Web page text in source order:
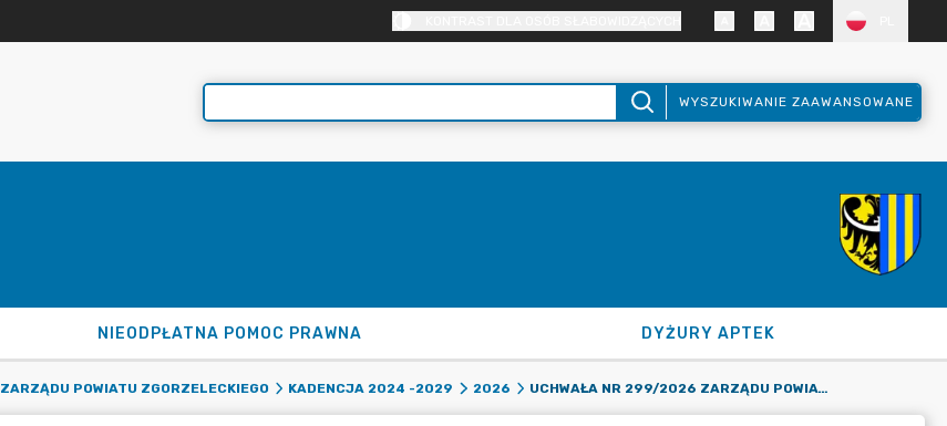
WYSZUKIWANIE ZAAWANSOWANE
NIEODPŁATNA POMOC PRAWNA DYŻURY APTEK
ZARZĄDU POWIATU ZGORZELECKIEGO KADENCJA 2024 -2029 2026 UCHWAŁA NR 299/2026 ZARZĄDU POWIATU ZGORZELECKIEGO Z DNIA 29 MAJA 2026 R. W SPRAWIE WYRAŻENIA ZGODY NA PRZYSTĄPIENIE PRZEZ SPECJALNY OŚRODEK SZKOLNO-WYCHOWAWCZY IM. M. GRZEGORZEWSKIEJ W ZGORZELCU DO PROGRAMU GRANTOWEGO Z OBSZARU EDUKACJI, ORGANIZOWANEGO PRZEZ FUNDACJĘ LOTTO IM. HALINY KONOPACKIEJ Z SIEDZIBĄ W WARSZAWIE.